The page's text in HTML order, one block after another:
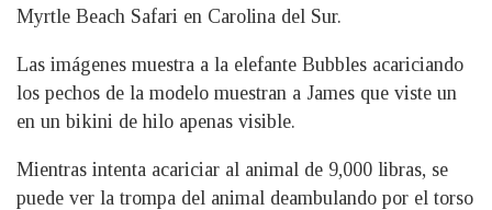
Myrtle Beach Safari en Carolina del Sur.
Las imágenes muestra a la elefante Bubbles acariciando
los pechos de la modelo muestran a James que viste un
en un bikini de hilo apenas visible.
Mientras intenta acariciar al animal de 9,000 libras, se
puede ver la trompa del animal deambulando por el torso